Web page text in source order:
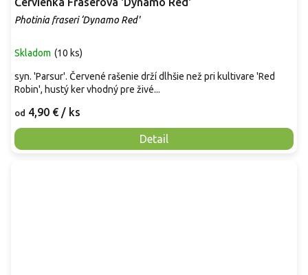
Photinia fraseri ‘Dynamo Red'
Skladom (10 ks)
od 4,90 € / ks
Detail
syn. 'Parsur'. Červené rašenie drží dlhšie než pri kultivare 'Red
Robin', hustý ker vhodný pre živé...